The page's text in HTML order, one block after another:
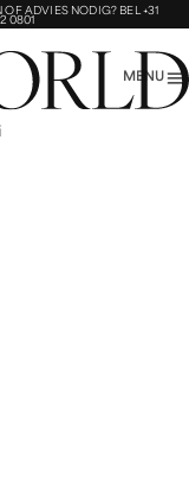
OF ADVIES NODIG? BEL +31
0801
MENU